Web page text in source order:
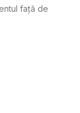
față de